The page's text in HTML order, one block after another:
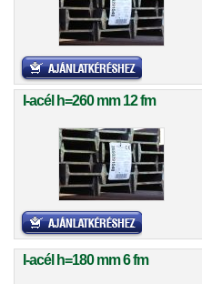
I-acél h=260 mm 12 fm
I-acél h=180 mm 6 fm